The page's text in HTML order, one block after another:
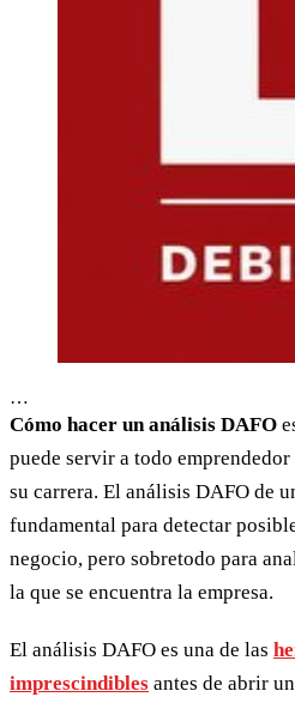
…
Cómo hacer un análisis DAFO
puede servir a todo
su carrera. El análisis DAFO de
fundamental para detectar
negocio, pero sobretodo para
la que se encuentra la empresa.
El análisis DAFO es una de las
imprescindibles antes de abrir